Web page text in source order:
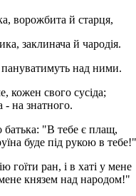
ворожбита й старця,
заклинача й чародія.
пануватимуть над ними.
кожен свого сусіда;
- на знатного.
батька: "В тебе є плащ,
буде під рукою в тебе!"
гоїти ран, і в хаті у мене
князем над народом!"